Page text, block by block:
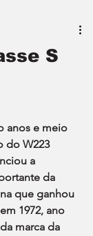
S
anos e meio
do W223
a
da
que ganhou
1972, ano
marca da